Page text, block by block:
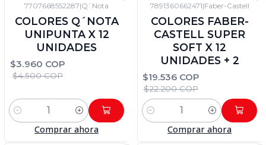
7707668552287|Q`Nota
COLORES Q´NOTA
UNIPUNTA X 12
UNIDADES
$3.960 COP
$4.500 COP
Cantidad
Comprar ahora
7891360662471|Faber-Castell
COLORES FABER-
CASTELL SUPER
SOFT X 12
UNIDADES + 2
$19.536 COP
$22.200 COP
Cantidad
Comprar ahora